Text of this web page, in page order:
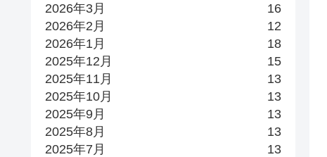
2026年3月
16
2026年2月
12
2026年1月
18
2025年12月
15
2025年11月
13
2025年10月
13
2025年9月
13
2025年8月
13
2025年7月
13